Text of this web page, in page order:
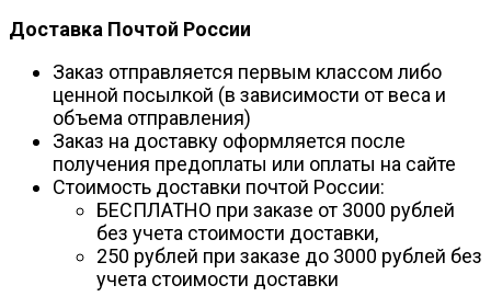
Доставка Почтой России
Заказ отправляется первым классом либо
ценной посылкой (в зависимости от веса и
объема отправления)
Заказ на доставку оформляется после
получения предоплаты или оплаты на сайте
Стоимость доставки почтой России:
БЕСПЛАТНО при заказе от 3000 рублей
без учета стоимости доставки,
250 рублей при заказе до 3000 рублей без
учета стоимости доставки